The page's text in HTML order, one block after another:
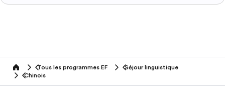
home Tous les programmes EF
Séjour linguistique
Chinois